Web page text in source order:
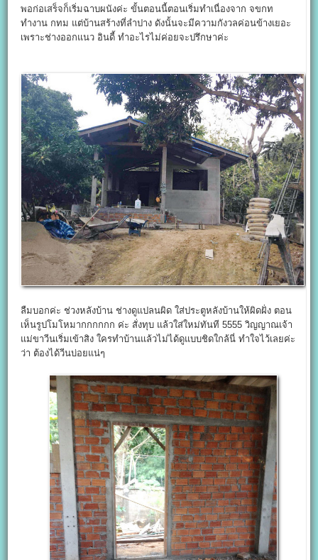
พอก่อเสร็จก็เริ่มฉาบผนังค่ะ ขั้นตอนนี้ตอนเริ่มทำเนื่องจาก จขกท
ทำงาน กทม แต่บ้านสร้างที่ลำปาง ดังนั้นจะมีความกังวลค่อนข้างเยอะ
เพราะช่างออกแนว อินดี้ ทำอะไรไม่ค่อยจะปรึกษาค่ะ
ลืมบอกค่ะ ช่วงหลังบ้าน ช่างดูแปลนผิด ใส่ประตูหลังบ้านให้ผิดฝั่ง ตอน
เห็นรูปโมโหมากกกกกก ค่ะ สั่งทุบ แล้วใส่ใหม่ทันที 5555 วิญญาณเจ้า
แม่ขาวีนเริ่มเข้าสิง ใครทำบ้านแล้วไม่ได้ดูแบบชิดใกล้นี่ ทำใจไว้เลยค่ะ
ว่า ต้องได้วีนบ่อยแน่ๆ